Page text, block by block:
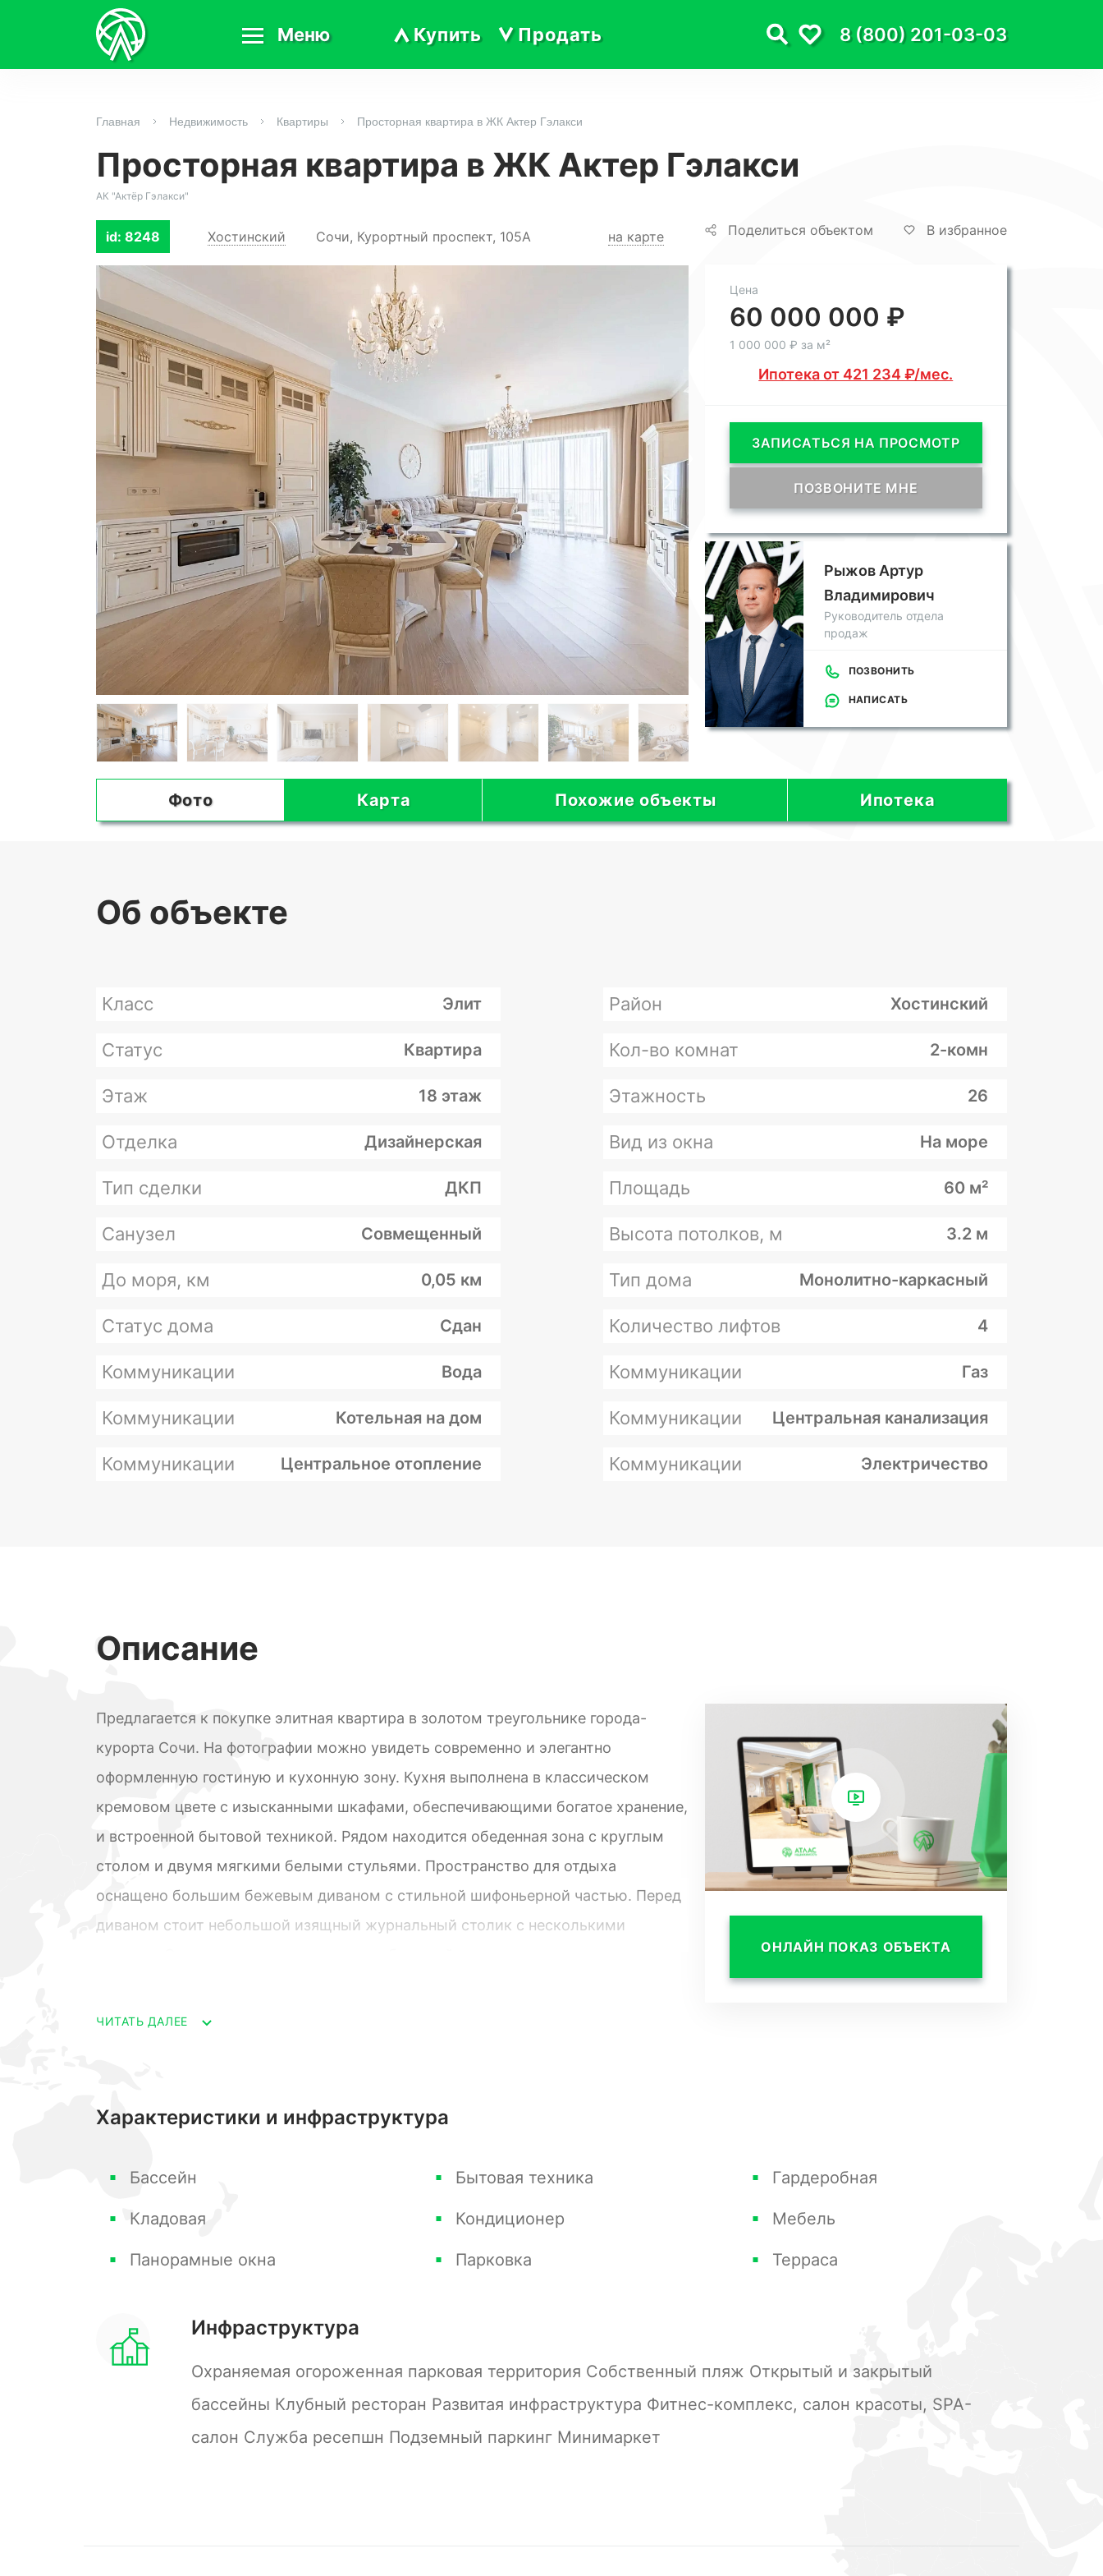
Меню Купить Продать 8 (800) 201-03-03
Главная Недвижимость Квартиры Просторная квартира в ЖК Актер Гэлакси
Просторная квартира в ЖК Актер Гэлакси
АК "Актёр Гэлакси"
id: 8248 Хостинский Сочи, Курортный проспект, 105А на карте Поделиться объектом В избранное
Цена
60 000 000 ₽
1 000 000 ₽ за м²
Ипотека от 421 234 ₽/мес.
ЗАПИСАТЬСЯ НА ПРОСМОТР
ПОЗВОНИТЕ МНЕ
Рыжов Артур
Владимирович
Руководитель отдела
продаж
ПОЗВОНИТЬ
НАПИСАТЬ
Фото Карта Похожие объекты Ипотека
Об объекте
Класс Элит Район Хостинский
Статус Квартира Кол-во комнат 2-комн
Этаж 18 этаж Этажность 26
Отделка Дизайнерская Вид из окна На море
Тип сделки ДКП Площадь 60 м²
Санузел Совмещенный Высота потолков, м 3.2 м
До моря, км 0,05 км Тип дома Монолитно-каркасный
Статус дома Сдан Количество лифтов 4
Коммуникации Вода Коммуникации Газ
Коммуникации Котельная на дом Коммуникации Центральная канализация
Коммуникации Центральное отопление Коммуникации Электричество
Описание
Предлагается к покупке элитная квартира в золотом треугольнике города-
курорта Сочи. На фотографии можно увидеть современно и элегантно
оформленную гостиную и кухонную зону. Кухня выполнена в классическом
кремовом цвете с изысканными шкафами, обеспечивающими богатое хранение,
и встроенной бытовой техникой. Рядом находится обеденная зона с круглым
столом и двумя мягкими белыми стульями. Пространство для отдыха
оснащено большим бежевым диваном с стильной шифоньерной частью. Перед
диваном стоит небольшой изящный журнальный столик с несколькими
золотисто-рамочные часы. Над головой установлена изысканная люстра,
свет.Предлагаем вашему вниманию элегантную и хорошо освещенную
находятся прикроватные тумбочки с лампами и небольшим декоративным
предметом. Интерьер комнаты выполнен в мягких нейтральных тонах,
обоями, а с потолка висит изысканная люстра. На одной стороне комнаты
установлены большие окна с легкими и более плотными занавесками, ведущие
на балкон с видом на уличную зону. Рядом с окном находится письменный стол
с стулом и небольшой телевизор, установленный на стене напротив кровати.
ЧИТАТЬ ДАЛЕЕ
ОНЛАЙН ПОКАЗ ОБЪЕКТА
Характеристики и инфраструктура
Бассейн Бытовая техника Гардеробная
Кладовая Кондиционер Мебель
Панорамные окна Парковка Терраса
Инфраструктура
Охраняемая огороженная парковая территория Собственный пляж Открытый и закрытый
бассейны Клубный ресторан Развитая инфраструктура Фитнес-комплекс, салон красоты, SPA-
салон Служба ресепшн Подземный паркинг Минимаркет